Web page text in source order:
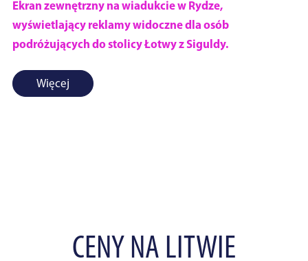
Ekran zewnętrzny na wiadukcie w Rydze,
wyświetlający reklamy widoczne dla osób
podróżujących do stolicy Łotwy z Siguldy.
Więcej
CENY NA LITWIE